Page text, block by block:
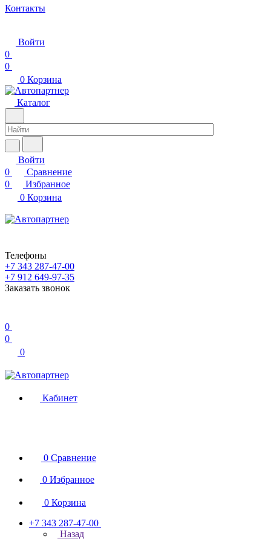
Контакты
Войти
0
0
0 Корзина
Каталог
Войти
0
Сравнение
0
Избранное
0 Корзина
Телефоны
+7 343 287-47-00
+7 912 649-97-35
Заказать звонок
0
0
0
Кабинет
0 Сравнение
0 Избранное
0 Корзина
+7 343 287-47-00
Назад